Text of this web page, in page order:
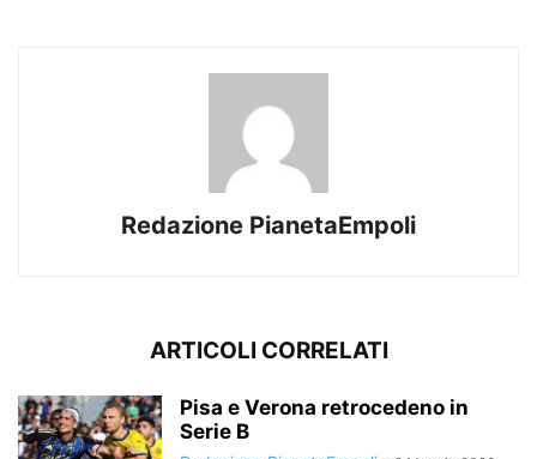
Redazione PianetaEmpoli
ARTICOLI CORRELATI
Pisa e Verona retrocedeno in
Serie B